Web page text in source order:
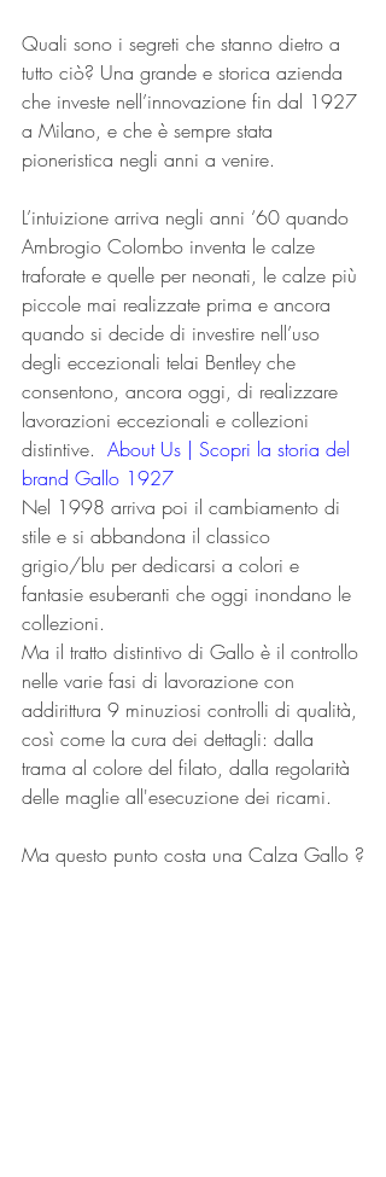
Quali sono i segreti che stanno dietro a
tutto ciò? Una grande e storica azienda
che investe nell’innovazione fin dal 1927
a Milano, e che è sempre stata
pioneristica negli anni a venire.
L’intuizione arriva negli anni ‘60 quando
Ambrogio Colombo inventa le calze
traforate e quelle per neonati, le calze più
piccole mai realizzate prima e ancora
quando si decide di investire nell’uso
degli eccezionali telai Bentley che
consentono, ancora oggi, di realizzare
lavorazioni eccezionali e collezioni
distintive. About Us | Scopri la storia del
brand Gallo 1927
Nel 1998 arriva poi il cambiamento di
stile e si abbandona il classico
grigio/blu per dedicarsi a colori e
fantasie esuberanti che oggi inondano le
collezioni.
Ma il tratto distintivo di Gallo è il controllo
nelle varie fasi di lavorazione con
addirittura 9 minuziosi controlli di qualità,
così come la cura dei dettagli: dalla
trama al colore del filato, dalla regolarità
delle maglie all'esecuzione dei ricami.
Ma questo punto costa una Calza Gallo ?